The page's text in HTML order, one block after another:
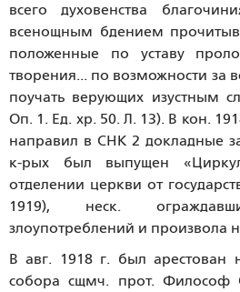
всего духовенства
всенощным бдением
положенные по уставу
творения... по возможности за
поучать верующих изустным
Оп. 1. Ед. хр. 50. Л. 13). В кон.
направил в СНК 2 докладные
к-рых был выпущен
отделении церкви от
1919), неск.
злоупотреблений и произвола
В авг. 1918 г. был арестован
собора сщмч. прот. Философ